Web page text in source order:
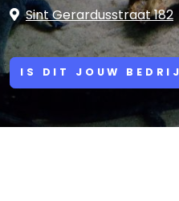
Sint Gerardusstraat 182
IS DIT JOUW